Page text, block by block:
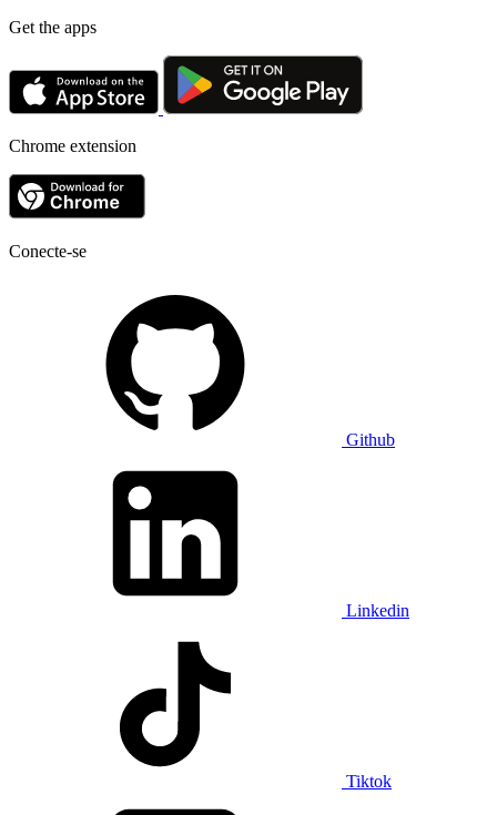
Get the apps
Chrome extension
Conecte-se
Github
Linkedin
Tiktok